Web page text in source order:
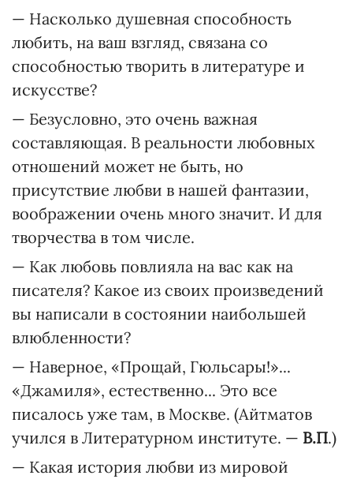
— Насколько душевная способность
любить, на ваш взгляд, связана со
способностью творить в литературе и
искусстве?
— Безусловно, это очень важная
составляющая. В реальности любовных
отношений может не быть, но
присутствие любви в нашей фантазии,
воображении очень много значит. И для
творчества в том числе.
— Как любовь повлияла на вас как на
писателя? Какое из своих произведений
вы написали в состоянии наибольшей
влюбленности?
— Наверное, «Прощай, Гюльсары!»...
«Джамиля», естественно... Это все
писалось уже там, в Москве. (Айтматов
учился в Литературном институте. — В.П.)
— Какая история любви из мировой